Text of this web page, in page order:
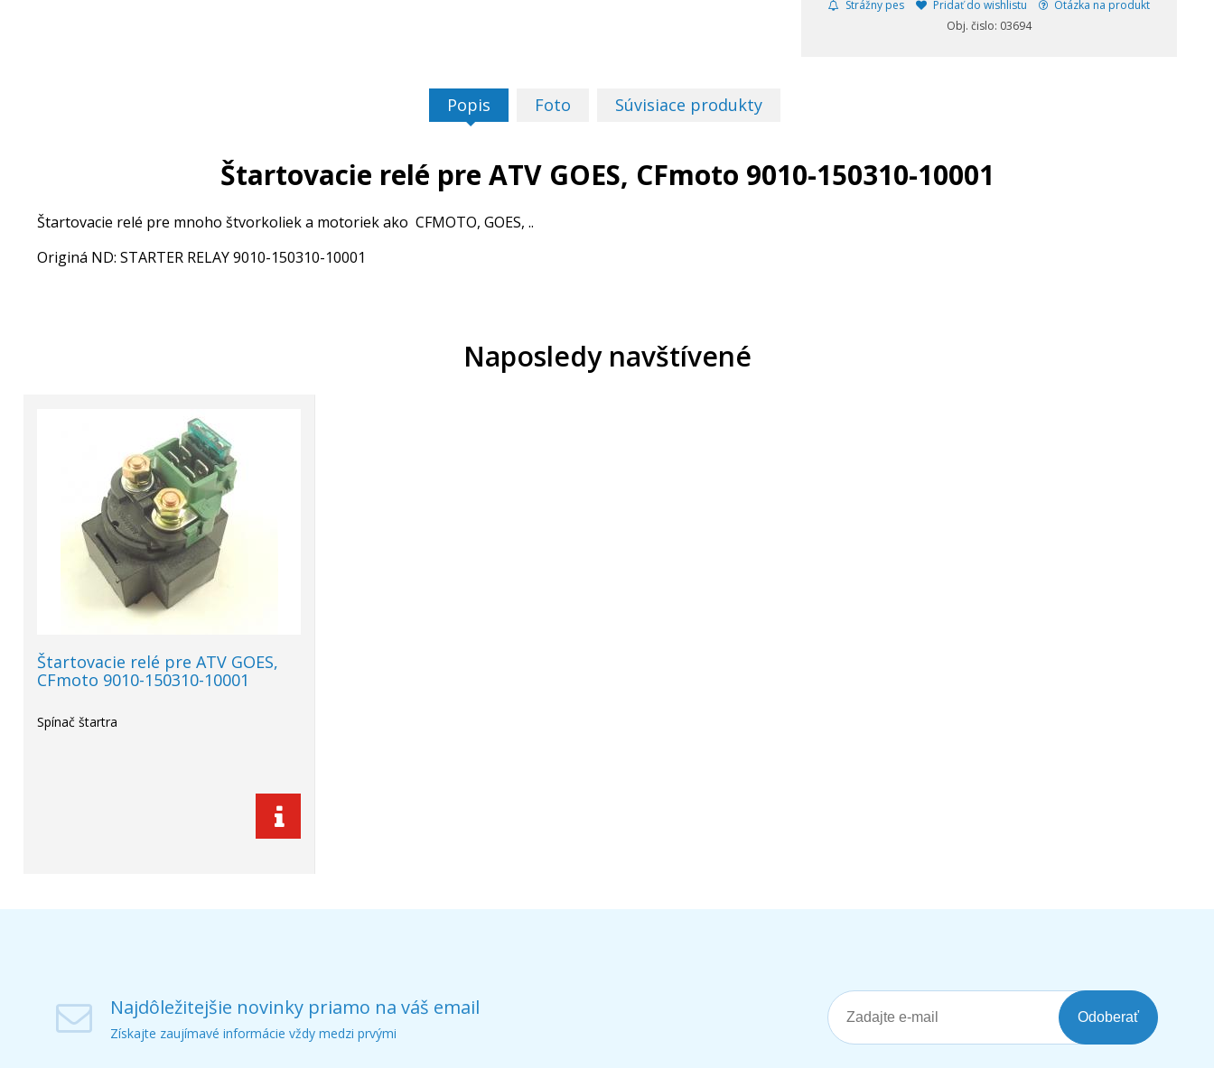
Strážny pes Pridať do wishlistu
Otázka na produkt
Obj. čislo: 03694
Popis Foto Súvisiace produkty
Štartovacie relé pre ATV GOES, CFmoto 9010-150310-10001
Štartovacie relé pre mnoho štvorkoliek a motoriek ako CFMOTO, GOES, ..
Originá ND: STARTER RELAY 9010-150310-10001
Naposledy navštívené
Štartovacie relé pre ATV GOES,
CFmoto 9010-150310-10001
Spínač štartra
Najdôležitejšie novinky priamo na váš email
Získajte zaujímavé informácie vždy medzi prvými
Odoberať